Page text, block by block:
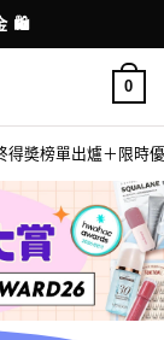
澳用卡付款
0
得奬榜單出爐＋限時